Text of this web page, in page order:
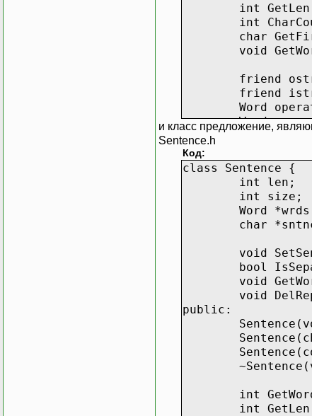
int
int
char
void
friend
friend
Word
Word
};
и класс предложение,
Sentence.h
Код:
class Sentence {
int len;
int size;
Word
char
void
bool
void
void
public:
int
int